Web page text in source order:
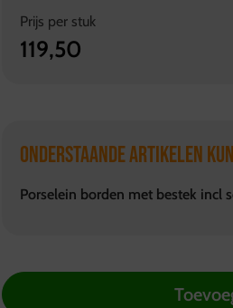
Prijs per stuk
119,50
ONDERSTAANDE ARTIKELEN
Porselein borden met bestek incl